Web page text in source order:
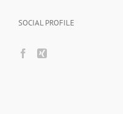
SOCIAL PROFILE